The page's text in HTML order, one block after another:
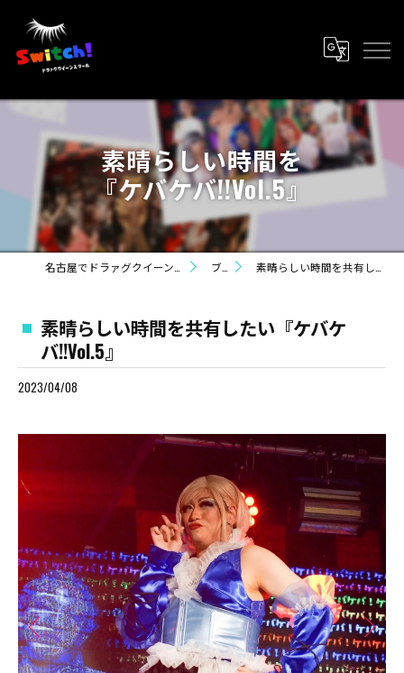
素晴らしい時間を
『ケバケバ!!Vol.5』
ブログ 素晴らしい時間を共有したい『ケバケバ!!Vol.5』
素晴らしい時間を共有したい『ケバケ
バ!!Vol.5』
2023/04/08